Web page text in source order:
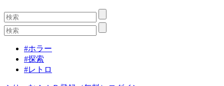
#ホラー
#探索
#レトロ